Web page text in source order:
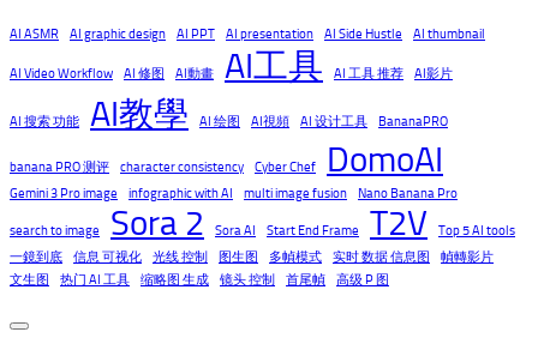
AI ASMR AI graphic design AI PPT AI presentation AI Side Hustle AI thumbnail
AI Video Workflow AI 修图 AI動畫 AI工具 AI 工具 推荐 AI影片
AI 搜索 功能 AI教學 AI 绘图 AI視頻 AI 设计工具 BananaPRO
banana PRO 测评 character consistency Cyber Chef DomoAI
Gemini 3 Pro image infographic with AI multi image fusion Nano Banana Pro
search to image Sora 2 Sora AI Start End Frame T2V
Top 5 AI tools
一鏡到底
信息 可视化 光线 控制 图生图 多幀模式 实时 数据 信息图
幀轉影片
文生图
热门 AI 工具 缩略图 生成 镜头 控制 首尾幀 高级 P 图